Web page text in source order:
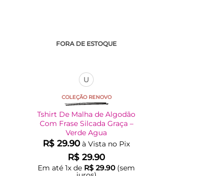
FORA DE ESTOQUE
U
COLEÇÃO RENOVO
Tshirt De Malha de Algodão
Com Frase Silcada Graça –
Verde Agua
R$ 29.90 à Vista no Pix
R$ 29.90
Em até1x de R$ 29.90(sem